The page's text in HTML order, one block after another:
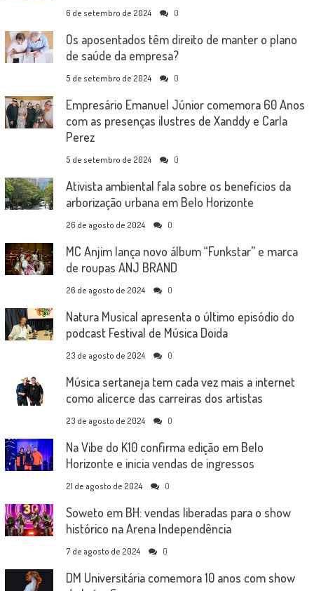
6 de setembro de 2024 0
Os aposentados têm direito de manter o plano
de saúde da empresa?
5 de setembro de 2024 0
Empresário Emanuel Júnior comemora 60 Anos
com as presenças ilustres de Xanddy e Carla
Perez
5 de setembro de 2024 0
Ativista ambiental fala sobre os benefícios da
arborização urbana em Belo Horizonte
26 de agosto de 2024 0
MC Anjim lança novo álbum “Funkstar” e marca
de roupas ANJ BRAND
26 de agosto de 2024 0
Natura Musical apresenta o último episódio do
podcast Festival de Música Doida
23 de agosto de 2024 0
Música sertaneja tem cada vez mais a internet
como alicerce das carreiras dos artistas
23 de agosto de 2024 0
Na Vibe do K10 confirma edição em Belo
Horizonte e inicia vendas de ingressos
21 de agosto de 2024 0
Soweto em BH: vendas liberadas para o show
histórico na Arena Independência
7 de agosto de 2024 0
DM Universitária comemora 10 anos com show